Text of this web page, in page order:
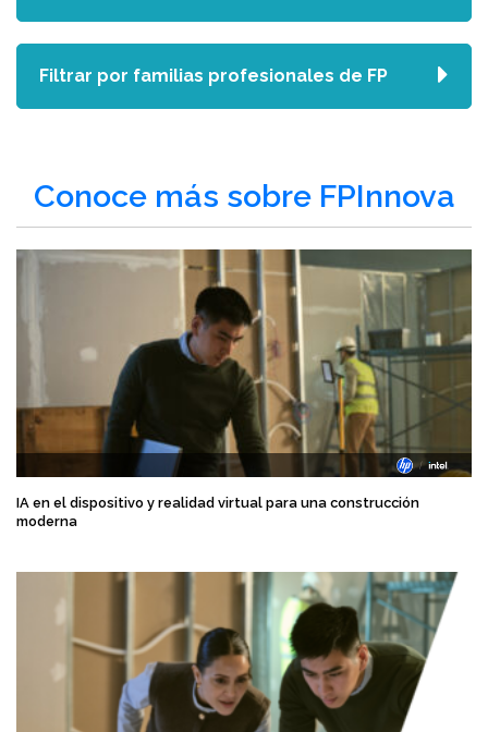
Conoce más sobre FPInnova
IA en el dispositivo y realidad virtual para una construcción
moderna
Filtrar por familias profesionales de FP